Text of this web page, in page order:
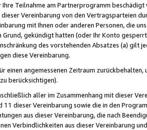
Teilnahme am Partnerprogramm
Vereinbarung von den Vertragsparteien
mit Ihnen oder anderen Personen, die
gekündigt hatten (oder Ihr Konto
des vorstehenden Absatzes (a) gilt
diese Vereinbarung.
angemessenen Zeitraum zurückbehalten,
berücksichtigen).
aller im Zusammenhang mit dieser
dieser Vereinbarung sowie die in den
aus dieser Vereinbarung, die nach
Verbindlichkeiten aus dieser Vereinbarung